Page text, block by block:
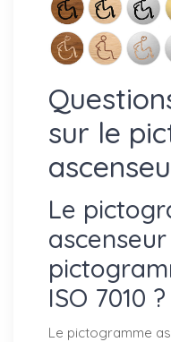
sur le
Le
ISO 7010 ?
Le pictogramme